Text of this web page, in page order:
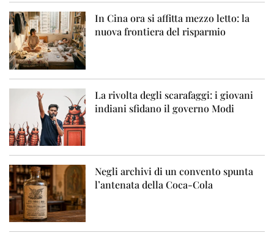
In Cina ora si affitta mezzo letto: la
nuova frontiera del risparmio
La rivolta degli scarafaggi: i giovani
indiani sfidano il governo Modi
Negli archivi di un convento spunta
l’antenata della Coca-Cola